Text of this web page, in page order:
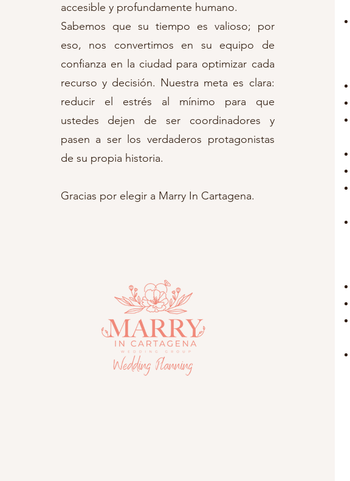
accesible y profundamente humano.
Sabemos que su tiempo es valioso; por
eso, nos convertimos en su equipo de
confianza en la ciudad para optimizar cada
recurso y decisión. Nuestra meta es clara:
reducir el estrés al mínimo para que
ustedes dejen de ser coordinadores y
pasen a ser los verdaderos protagonistas
de su propia historia.
Gracias por elegir a Marry In Cartagena.